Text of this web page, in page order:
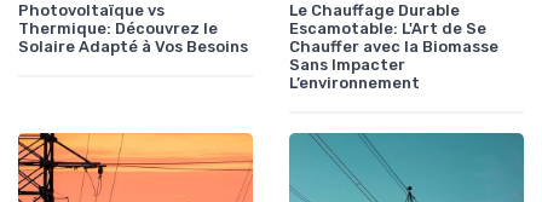
Photovoltaïque vs
Thermique: Découvrez le
Solaire Adapté à Vos Besoins
Le Chauffage Durable
Escamotable: L'Art de Se
Chauffer avec la Biomasse
Sans Impacter
L’environnement